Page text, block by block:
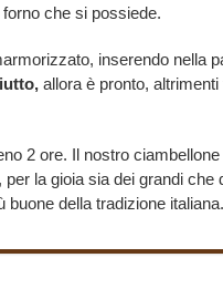
che si possiede.
inserendo nella
allora è pronto, altrimenti
2 ore. Il nostro
la gioia sia dei grandi che
della tradizione italiana.